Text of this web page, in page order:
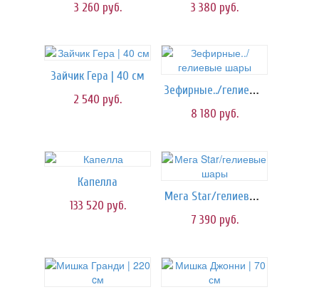
3 260 руб. 3 380 руб.
Зайчик Гера | 40 см
2 540 руб.
Зефирные../гелиевые шары
8 180 руб.
Капелла
133 520 руб.
Мега Star/гелиевые шары
7 390 руб.